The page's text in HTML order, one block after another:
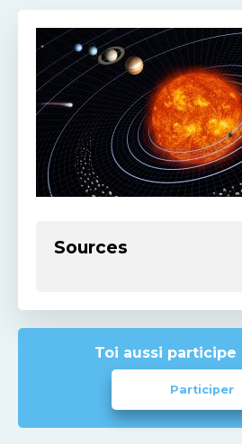
Sources
Toi aussi participe
Participer